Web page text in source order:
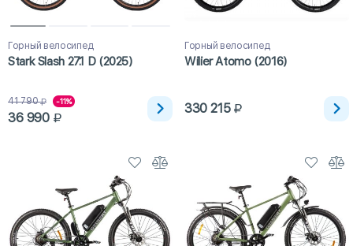
Горный велосипед
Stark Slash 27.1 D (2025)
41 790 -11%
36 990
Горный велосипед
Wilier Atomo (2016)
330 215